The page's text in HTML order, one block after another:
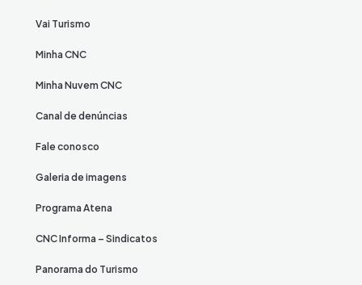
Vai Turismo
Minha CNC
Minha Nuvem CNC
Canal de denúncias
Fale conosco
Galeria de imagens
Programa Atena
CNC Informa – Sindicatos
Panorama do Turismo